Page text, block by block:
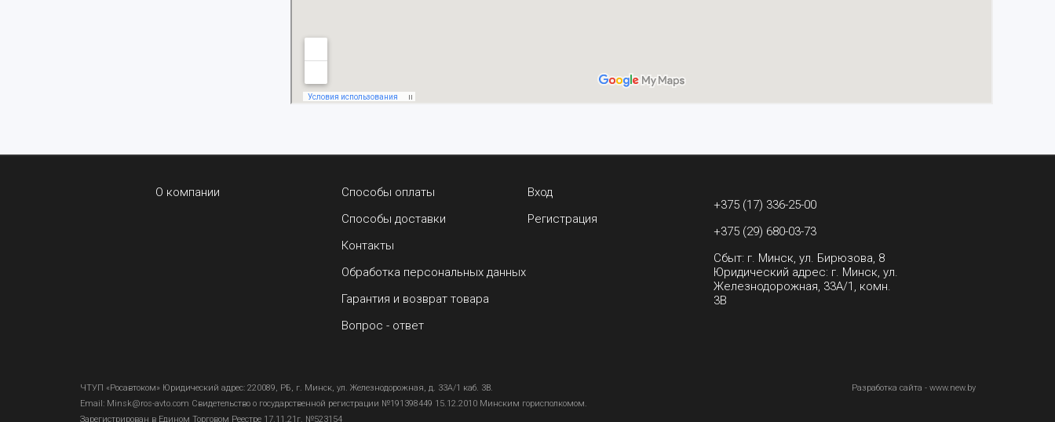
О компании
Способы оплаты
Способы доставки
Контакты
Обработка персональных данных
Гарантия и возврат товара
Вопрос - ответ
Вход
Регистрация
+375 (17) 336-25-00
+375 (29) 680-03-73
Сбыт: г. Минск, ул. Бирюзова, 8
Юридический адрес: г. Минск, ул.
Железнодорожная, 33А/1, комн.
3В
ЧТУП «Росавтоком» Юридический адрес: 220089, РБ, г. Минск, ул. Железнодорожная, д. 33А/1 каб. 3В.
Email: Minsk@ros-avto.com Свидетельство о государственной регистрации №191398449 15.12.2010 Минским горисполкомом.
Зарегистрирован в Едином Торговом Реестре 17.11.21г. №523154
Разработка сайта - www.new.by